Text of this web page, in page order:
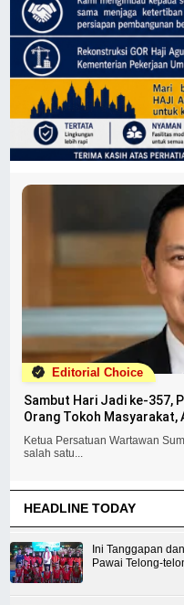
Editorial Choice
Sambut Hari Jadi ke-357,
Orang Tokoh Masyarakat,
Ketua Persatuan Wartawan
salah satu...
HEADLINE TODAY
Ini Tanggapan
Pawai Telong-